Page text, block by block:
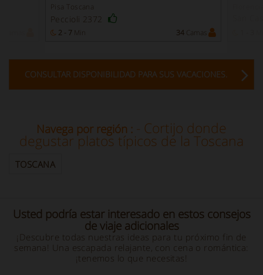
Pisa Toscana
Peccioli 2372
2 - 7 Min 34 Camas
CONSULTAR DISPONIBILIDAD PARA SUS VACACIONES.
Navega por región : - Cortijo donde
degustar platos típicos de la Toscana
TOSCANA
Usted podría estar interesado en estos consejos
de viaje adicionales
¡Descubre todas nuestras ideas para tu próximo fin de
semana! Una escapada relajante, con cena o romántica:
¡tenemos lo que necesitas!